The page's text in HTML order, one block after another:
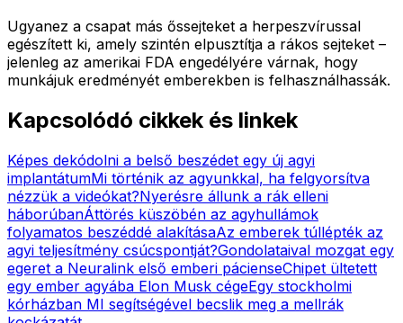
Ugyanez a csapat más őssejteket a herpeszvírussal
egészített ki, amely szintén elpusztítja a rákos sejteket –
jelenleg az amerikai FDA engedélyére várnak, hogy
munkájuk eredményét emberekben is felhasználhassák.
Kapcsolódó cikkek és linkek
Képes dekódolni a belső beszédet egy új agyi
implantátumMi történik az agyunkkal, ha felgyorsítva
nézzük a videókat?Nyerésre állunk a rák elleni
háborúbanÁttörés küszöbén az agyhullámok
folyamatos beszéddé alakításaAz emberek túllépték az
agyi teljesítmény csúcspontját?Gondolataival mozgat egy
egeret a Neuralink első emberi pácienseChipet ültetett
egy ember agyába Elon Musk cégeEgy stockholmi
kórházban MI segítségével becslik meg a mellrák